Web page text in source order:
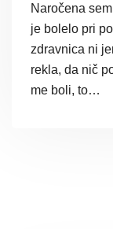
Naročena
je bolelo pri
zdravnica ni
rekla, da nič
me boli, to…